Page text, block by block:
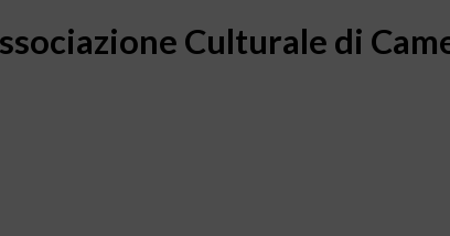
Culturale di